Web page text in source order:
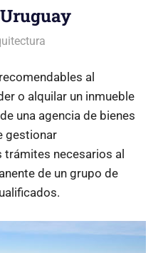
al
o alquilar un inmueble
una agencia de bienes
gestionar
necesarios al
de un grupo de